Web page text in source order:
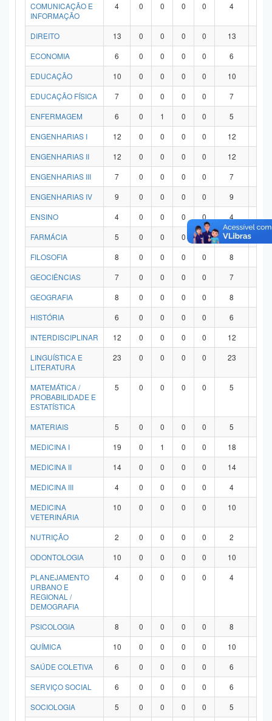
COMUNICAÇÃO E
INFORMAÇÃO
4 0 0 0 0 4
DIREITO 13 0 0 0 0 13
ECONOMIA
6 0 0 0 0 6
EDUCAÇÃO
10 0 0 0 0 10
EDUCAÇÃO FÍSICA
7 0 0 0 0 7
ENFERMAGEM
6 0 1 0 0 5
ENGENHARIAS I
12 0 0 0 0 12
ENGENHARIAS II
12 0 0 0 0 12
ENGENHARIAS III
7 0 0 0 0 7
ENGENHARIAS IV
9 0 0 0 0 9
ENSINO
4 0 0 0 0 4
FARMÁCIA
5 0 0 0 0 5
FILOSOFIA
8 0 0 0 0 8
GEOCIÊNCIAS
7 0 0 0 0 7
GEOGRAFIA
8 0 0 0 0 8
HISTÓRIA
6 0 0 0 0 6
INTERDISCIPLINAR
12 0 0 0 0 12
LINGUÍSTICA E
LITERATURA
23 0 0 0 0 23
MATEMÁTICA /
PROBABILIDADE E
ESTATÍSTICA
5 0 0 0 0 5
MATERIAIS 5 0 0 0 0 5
MEDICINA I
19 0 1 0 0 18
MEDICINA II
14 0 0 0 0 14
MEDICINA III
4 0 0 0 0 4
MEDICINA
VETERINÁRIA
10 0 0 0 0 10
NUTRIÇÃO 2 0 0 0 0 2
ODONTOLOGIA
10 0 0 0 0 10
PLANEJAMENTO
URBANO E
REGIONAL /
DEMOGRAFIA
4 0 0 0 0 4
PSICOLOGIA 8 0 0 0 0 8
QUÍMICA
10 0 0 0 0 10
SAÚDE COLETIVA
6 0 0 0 0 6
SERVIÇO SOCIAL
6 0 0 0 0 6
SOCIOLOGIA
5 0 0 0 0 5